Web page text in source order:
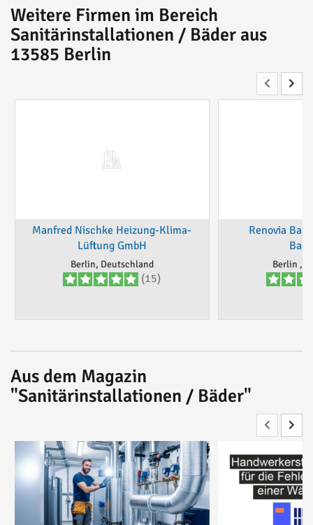
Weitere Firmen im Bereich
Sanitärinstallationen / Bäder aus
13585 Berlin
Manfred Nischke Heizung-Klima-
Lüftung GmbH
Berlin, Deutschland
(15)
Renovia
Berlin ,
Aus dem Magazin
"Sanitärinstallationen / Bäder"